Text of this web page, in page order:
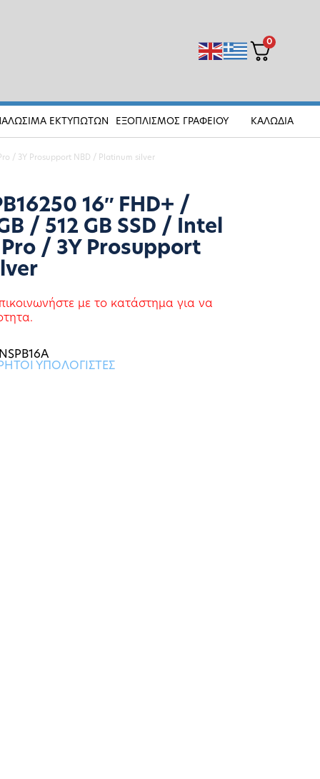
0
ΕΚΤΥΠΩΤΩΝ ΕΞΟΠΛΙΣΜΟΣ ΓΡΑΦΕΙΟΥ ΚΑΛΩΔΙΑ
/ 3Y Prosupport NBD / Platinum silver
16″ FHD+ /
/ 512 GB SSD / Intel
/ 3Y Prosupport
με το κατάστημα για να
ΥΠΟΛΟΓΙΣΤΕΣ